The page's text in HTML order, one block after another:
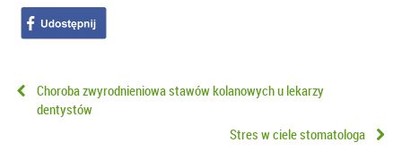
Choroba zwyrodnieniowa stawów kolanowych u lekarzy
dentystów
Stres w ciele stomatologa